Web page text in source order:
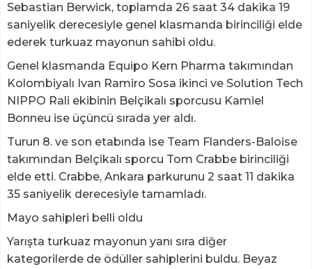
Sebastian Berwick, toplamda 26 saat 34 dakika 19
saniyelik derecesiyle genel klasmanda birinciliği elde
ederek turkuaz mayonun sahibi oldu.
Genel klasmanda Equipo Kern Pharma takımından
Kolombiyalı Ivan Ramiro Sosa ikinci ve Solution Tech
NIPPO Rali ekibinin Belçikalı sporcusu Kamiel
Bonneu ise üçüncü sırada yer aldı.
Turun 8. ve son etabında ise Team Flanders-Baloise
takımından Belçikalı sporcu Tom Crabbe birinciliği
elde etti. Crabbe, Ankara parkurunu 2 saat 11 dakika
35 saniyelik derecesiyle tamamladı.
Mayo sahipleri belli oldu
Yarışta turkuaz mayonun yanı sıra diğer
kategorilerde de ödüller sahiplerini buldu. Beyaz